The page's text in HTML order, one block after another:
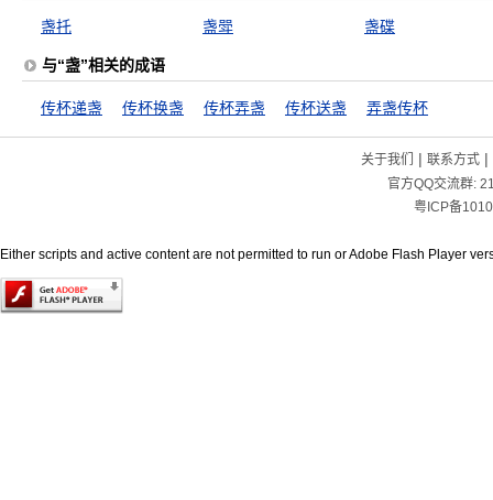
盏托 盏斝 盏碟
与“盏”相关的成语
传杯递盏 传杯换盏 传杯弄盏 传杯送盏 弄盏传杯
关于我们 | 联系方式|
官方QQ交流群:
粤ICP备
Either scripts and active content are not permitted to run or Adobe Flash Player